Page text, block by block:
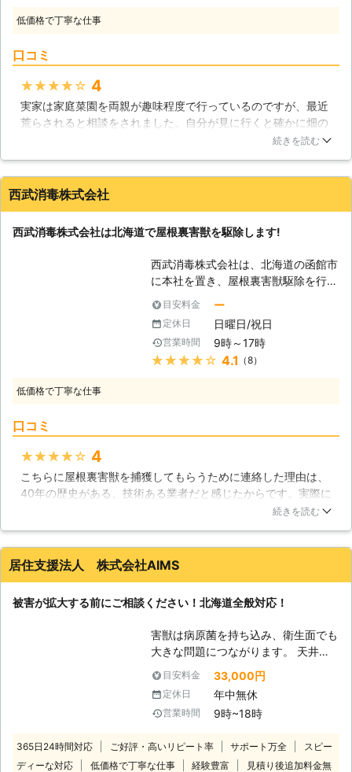
して生活ができるように、より良い環
境作りのお手伝いをさせていただきま
す。札幌サニターには創業40年を超
える実績がございます。その実績を存
分に活かし、害獣駆除を行っておりま
クビシンやアライグマが多く報告をさ
れています。どちらも体が大きさのせ
いか、走り回ると非常に大きな足音が
します。ハクビシンもアライグマもと
もに雑食性として知られていますが、
ハクビシンは草食、アライグマは肉食
を中心としているため、その被害状況
から判別をすることが可能です。ま
た、天井裏からの足音がそれほど大き
と、その被害が拡大していき家屋に深
す。屋根裏害獣の気配を感じたら、当
店までご相談ください。
低価格で丁寧な仕事
口コミ
★★★★★ 4
実家は家庭菜園を両親が趣味程度で行っているのですが、最近
荒らされると相談をされました。自分が見に行くと確かに畑の
野菜は何かに食べられており、足跡もたくさんありました。ど
くれ、足跡や被害状況などを確認してくれました。結果畑をあ
らしているのがアライグマだと分かり、すぐに駆除お願いしま
無事に駆除することができて助かりました。
2016年12月31日
続きを読む
西武消毒株式会社
西武消毒株式会社は北海道で屋根裏害獣を駆除します!
西武消毒株式会社は、北海道の函館市
に本社を置き、屋根裏害獣駆除を行な
っている会社です。当社は創業から
40年以上の長い歴史があり、その間
に行なってきた屋根裏害獣駆除の経験
を活かした作業をすることが可能で
す。また五稜郭で有名な函館市内はも
なり、日本へ輸入されてきた歴史があ
ります。しかしながらペットとして飼
われていたものが野に放たれて野生化
し、北海道を含めた日本各地で発見さ
れれるようになったのです。北海道で
は2008年時点で128の市町村にアラ
道の環境の中でもアライグマが適応し
ていることがわかります。アライグマ
は屋根裏へ侵入してふん尿を撒き散ら
すだけでなく、畑や農園を荒らして農
産物への被害を発生させるとても厄介
な存在です。また可愛げのある外見と
は裏腹に凶暴な性格をしているので、
安易に近づくことは危険になっていま
た害獣たちを駆除することができます
ので、被害が発生したときは当社まで
目安料金 ー
定休日 日曜日/祝日
営業時間 9時～17時
★★★★★ 4.1 （8）
低価格で丁寧な仕事
口コミ
★★★★★ 4
こちらに屋根裏害獣を捕獲してもらうために連絡した理由は、
40年の歴史がある、技術ある業者だと感じたからです。実際に
屋根裏害獣を捕獲してもらいましたが、スムーズでしたし、説
てもらえたので、プロの仕事はさすがだなと感じましたよ！
北海道 函館市 2016年12月26日
続きを読む
居住支援法人 株式会社AIMS
被害が拡大する前にご相談ください！北海道全般対応！
害獣は病原菌を持ち込み、衛生面でも
大きな問題につながります。 天井裏
の死骸やフンで喘息やアレルギーなど
へと被害が拡大する可能性もありま
す。高齢者や小さなお子様がおられる
場合は、早急な対策をおすすめしま
除料金の目安 『戸建て30,000円～』
基本的には、「住まい」と「被害状
目安料金 33,000円
定休日 年中無休
営業時間 9時~18時
365日24時間対応 ご好評・高いリピート率 サポート万全
スピー
ディーな対応
低価格で丁寧な仕事 経験豊富 見積り後追加料金無